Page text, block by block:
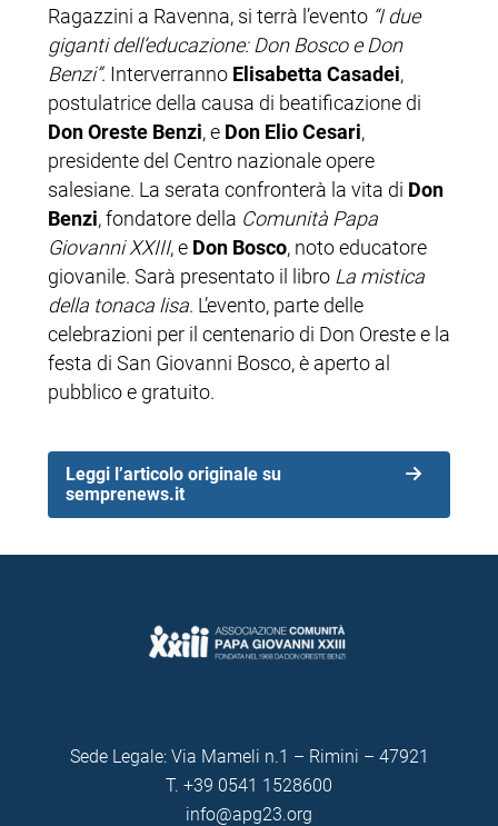
Ragazzini a Ravenna, si terrà l’evento “I due
giganti dell’educazione: Don Bosco e Don
Benzi”. Interverranno Elisabetta Casadei,
postulatrice della causa di beatificazione di
Don Oreste Benzi, e Don Elio Cesari,
presidente del Centro nazionale opere
salesiane. La serata confronterà la vita di Don
Benzi, fondatore della Comunità Papa
Giovanni XXIII, e Don Bosco, noto educatore
giovanile. Sarà presentato il libro La mistica
della tonaca lisa. L’evento, parte delle
celebrazioni per il centenario di Don Oreste e la
festa di San Giovanni Bosco, è aperto al
pubblico e gratuito.
Leggi l’articolo originale su
semprenews.it
Sede Legale: Via Mameli n.1 – Rimini – 47921
T. +39 0541 1528600
info@apg23.org